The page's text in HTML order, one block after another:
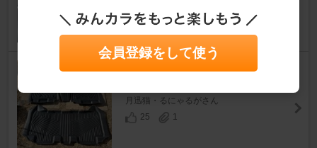
月迅猫・るにゃるがさん
25
1
会員登録をして使う